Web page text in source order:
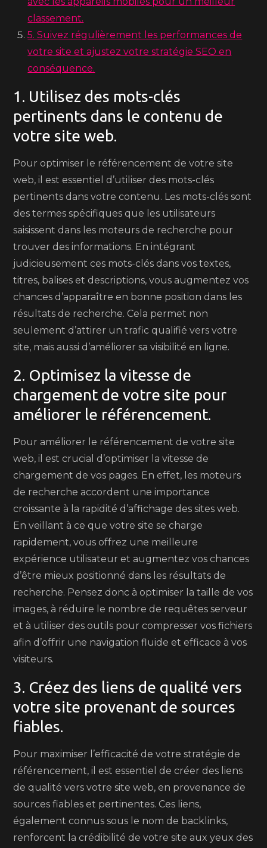
classement.
5. Suivez régulièrement les performances de
votre site et ajustez votre stratégie SEO en
conséquence.
1. Utilisez des mots-clés
pertinents dans le contenu de
votre site web.
Pour optimiser le référencement de votre site
web, il est essentiel d’utiliser des mots-clés
pertinents dans votre contenu. Les mots-clés sont
des termes spécifiques que les utilisateurs
saisissent dans les moteurs de recherche pour
trouver des informations. En intégrant
judicieusement ces mots-clés dans vos textes,
titres, balises et descriptions, vous augmentez vos
chances d’apparaître en bonne position dans les
résultats de recherche. Cela permet non
seulement d’attirer un trafic qualifié vers votre
site, mais aussi d’améliorer sa visibilité en ligne.
2. Optimisez la vitesse de
chargement de votre site pour
améliorer le référencement.
Pour améliorer le référencement de votre site
web, il est crucial d’optimiser la vitesse de
chargement de vos pages. En effet, les moteurs
de recherche accordent une importance
croissante à la rapidité d’affichage des sites web.
En veillant à ce que votre site se charge
rapidement, vous offrez une meilleure
expérience utilisateur et augmentez vos chances
d’être mieux positionné dans les résultats de
recherche. Pensez donc à optimiser la taille de vos
images, à réduire le nombre de requêtes serveur
et à utiliser des outils pour compresser vos fichiers
afin d’offrir une navigation fluide et efficace à vos
visiteurs.
3. Créez des liens de qualité vers
votre site provenant de sources
fiables.
Pour maximiser l’efficacité de votre stratégie de
référencement, il est essentiel de créer des liens
de qualité vers votre site web, en provenance de
sources fiables et pertinentes. Ces liens,
également connus sous le nom de backlinks,
renforcent la crédibilité de votre site aux yeux des